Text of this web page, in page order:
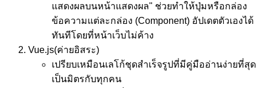
แสดงผลบนหน้าแสดงผล" ช่วยทำให้ปุ่มหรือกล่อง
ข้อความแต่ละกล่อง (Component) อัปเดตตัวเองได้
ทันทีโดยที่หน้าเว็บไม่ค้าง
Vue.js(ค่ายอิสระ)
เปรียบเหมือนเลโก้ชุดสำเร็จรูปที่มีคู่มืออ่านง่ายที่สุด
เป็นมิตรกับทุกคน